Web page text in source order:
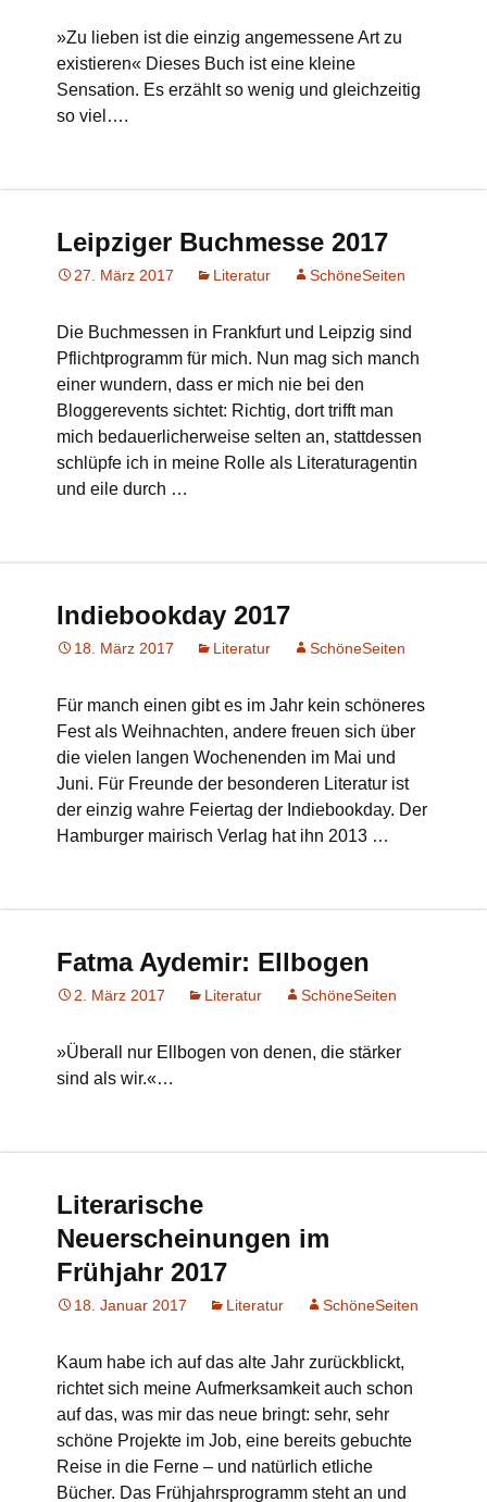
»Zu lieben ist die einzig angemessene Art zu
existieren« Dieses Buch ist eine kleine
Sensation. Es erzählt so wenig und gleichzeitig
so viel….
Leipziger Buchmesse 2017
27. März 2017 Literatur SchöneSeiten
Die Buchmessen in Frankfurt und Leipzig sind
Pflichtprogramm für mich. Nun mag sich manch
einer wundern, dass er mich nie bei den
Bloggerevents sichtet: Richtig, dort trifft man
mich bedauerlicherweise selten an, stattdessen
schlüpfe ich in meine Rolle als Literaturagentin
und eile durch …
Indiebookday 2017
18. März 2017 Literatur SchöneSeiten
Für manch einen gibt es im Jahr kein schöneres
Fest als Weihnachten, andere freuen sich über
die vielen langen Wochenenden im Mai und
Juni. Für Freunde der besonderen Literatur ist
der einzig wahre Feiertag der Indiebookday. Der
Hamburger mairisch Verlag hat ihn 2013 …
Fatma Aydemir: Ellbogen
2. März 2017 Literatur SchöneSeiten
»Überall nur Ellbogen von denen, die stärker
sind als wir.«…
Literarische
Neuerscheinungen im
Frühjahr 2017
18. Januar 2017 Literatur SchöneSeiten
Kaum habe ich auf das alte Jahr zurückblickt,
richtet sich meine Aufmerksamkeit auch schon
auf das, was mir das neue bringt: sehr, sehr
schöne Projekte im Job, eine bereits gebuchte
Reise in die Ferne – und natürlich etliche
Bücher. Das Frühjahrsprogramm steht an und